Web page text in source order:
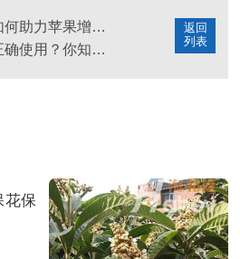
返回
列表
叶面肥厂家如何助力苹果增产增质
生根剂如何正确使用？你知道吗？
花保